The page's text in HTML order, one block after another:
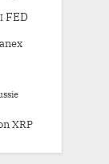
FED
XRP